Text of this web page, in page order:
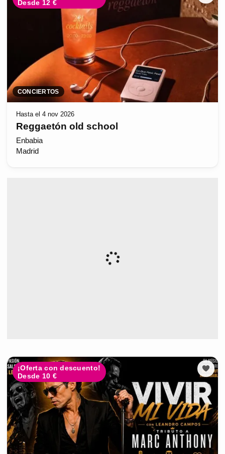
Desde 12 €
CONCIERTOS
Hasta el 4 nov 2026
Reggaetón old school
Enbabia
Madrid
¡Oferta con descuento!
Desde 10 €